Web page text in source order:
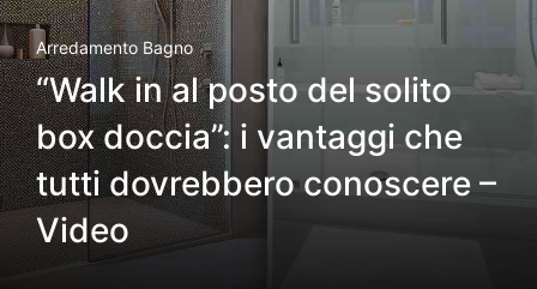
Arredamento Bagno
“Walk in al posto del solito
box doccia”: i vantaggi che
tutti dovrebbero conoscere –
Video